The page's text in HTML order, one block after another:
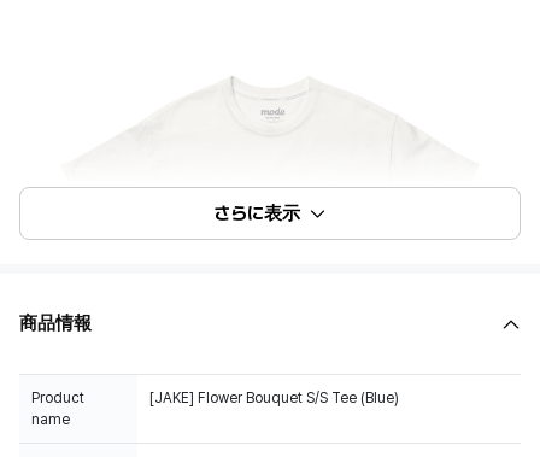
さらに表示
商品情報
Product
name
[JAKE] Flower Bouquet S/S Tee (Blue)